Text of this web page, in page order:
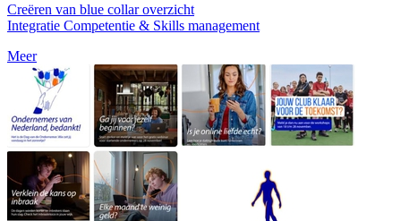
Creëren van blue collar overzicht
Integratie Competentie & Skills management
Meer